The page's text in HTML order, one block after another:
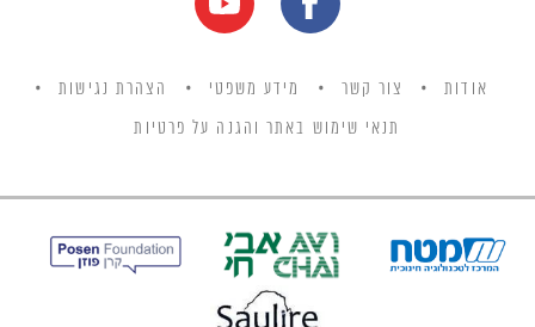
אודות צור קשר מידע משפטי הצהרת נגישות
תנאי שימוש באתר והגנה על פרטיות